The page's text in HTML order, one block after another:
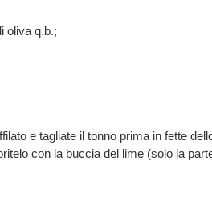
oliva q.b.;
e tagliate il tonno prima in fette
con la buccia del lime (solo la